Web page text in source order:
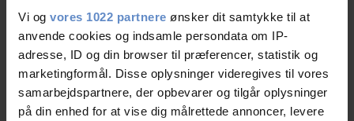
Vi og vores 1022 partnere ønsker dit samtykke til at
anvende cookies og indsamle persondata om IP-
adresse, ID og din browser til præferencer, statistik og
marketingformål. Disse oplysninger videregives til vores
samarbejdspartnere, der opbevarer og tilgår oplysninger
på din enhed for at vise dig målrettede annoncer, levere
Se på kort